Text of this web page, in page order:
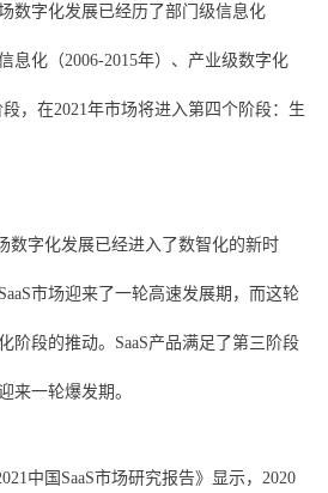
数字化发展已经历了部门级信息化
息化（2006-2015年）、产业级数字化
段，在2021年市场将进入第四个阶段：生
数字化发展已经进入了数智化的新时
市场迎来了一轮高速发展期，而这轮
阶段的推动。SaaS产品满足了第三阶段
来一轮爆发期。
中国SaaS市场研究报告》显示，2020